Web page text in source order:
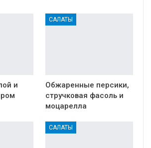
и
САЛАТЫ
Обжаренные персики,
стручковая фасоль и
моцарелла
САЛАТЫ